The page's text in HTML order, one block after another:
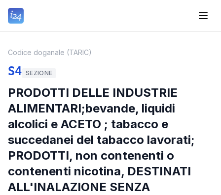
Codice doganale (TARIC)
S4 SEZIONE
PRODOTTI DELLE INDUSTRIE
ALIMENTARI;bevande, liquidi
alcolici e ACETO ; tabacco e
succedanei del tabacco lavorati;
PRODOTTI, non contenenti o
contenenti nicotina, DESTINATI
ALL'INALAZIONE SENZA